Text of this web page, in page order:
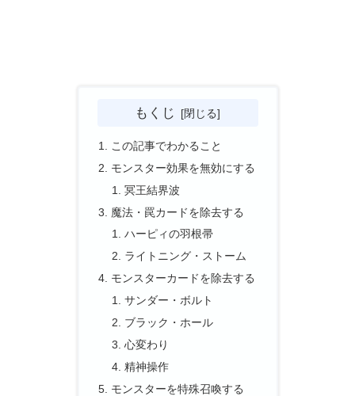
もくじ
この記事でわかること
モンスター効果を無効にする
冥王結界波
魔法・罠カードを除去する
ハーピィの羽根帚
ライトニング・ストーム
モンスターカードを除去する
サンダー・ボルト
ブラック・ホール
心変わり
精神操作
モンスターを特殊召喚する